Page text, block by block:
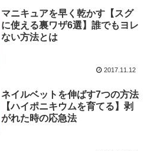
マニキュアを早く乾かす【スグ
に使える裏ワザ6選】誰でもヨレ
ない方法とは
2017.11.12
ネイルベットを伸ばす7つの方法
【ハイポニキウムを育てる】剥
がれた時の応急法